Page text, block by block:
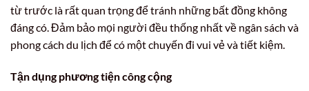
từ trước là rất quan trọng để tránh những bất đồng không
đáng có. Đảm bảo mọi người đều thống nhất về ngân sách và
phong cách du lịch để có một chuyến đi vui vẻ và tiết kiệm.
Tận dụng phương tiện công cộng